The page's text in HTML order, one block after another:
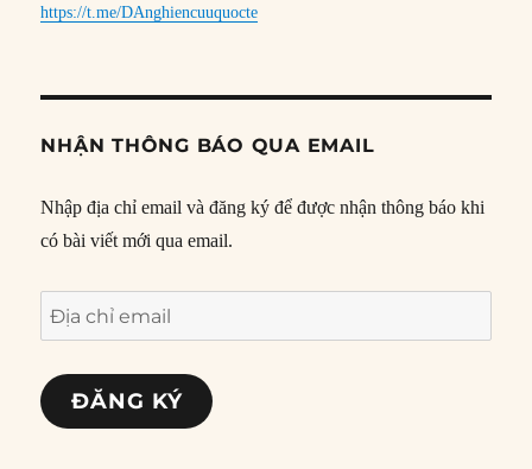
https://t.me/DAnghiencuuquocte
NHẬN THÔNG BÁO QUA EMAIL
Nhập địa chỉ email và đăng ký để được nhận thông báo khi
có bài viết mới qua email.
Địa
chỉ
email
ĐĂNG KÝ